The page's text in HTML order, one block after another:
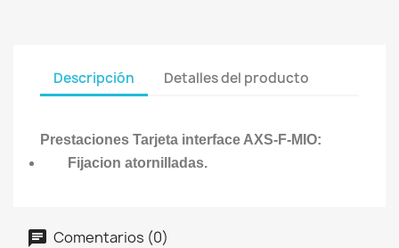
Descripción Detalles del producto
Prestaciones Tarjeta interface AXS-F-MIO:
Fijacion atornilladas.
Comentarios (0)